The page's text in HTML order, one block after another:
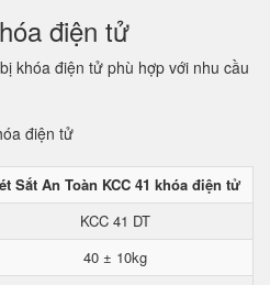
điện tử
khóa điện tử phù hợp với nhu cầu
Sắt An Toàn KCC 41 khóa điện tử
KCC 41 DT
40 ± 10kg